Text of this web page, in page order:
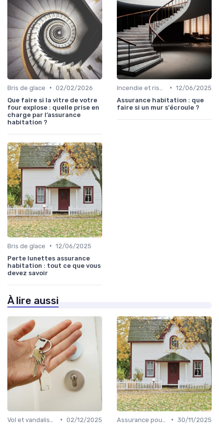
Bris de glace • 02/02/2026
Que faire si la vitre de votre
four explose : quelle prise en
charge par l’assurance
habitation ?
• 12/06/2025
Assurance habitation : que
faire si un mur s'écroule ?
Bris de glace • 12/06/2025
Perte lunettes assurance
habitation : tout ce que vous
devez savoir
À lire aussi
• 02/12/2025
• 30/11/2025